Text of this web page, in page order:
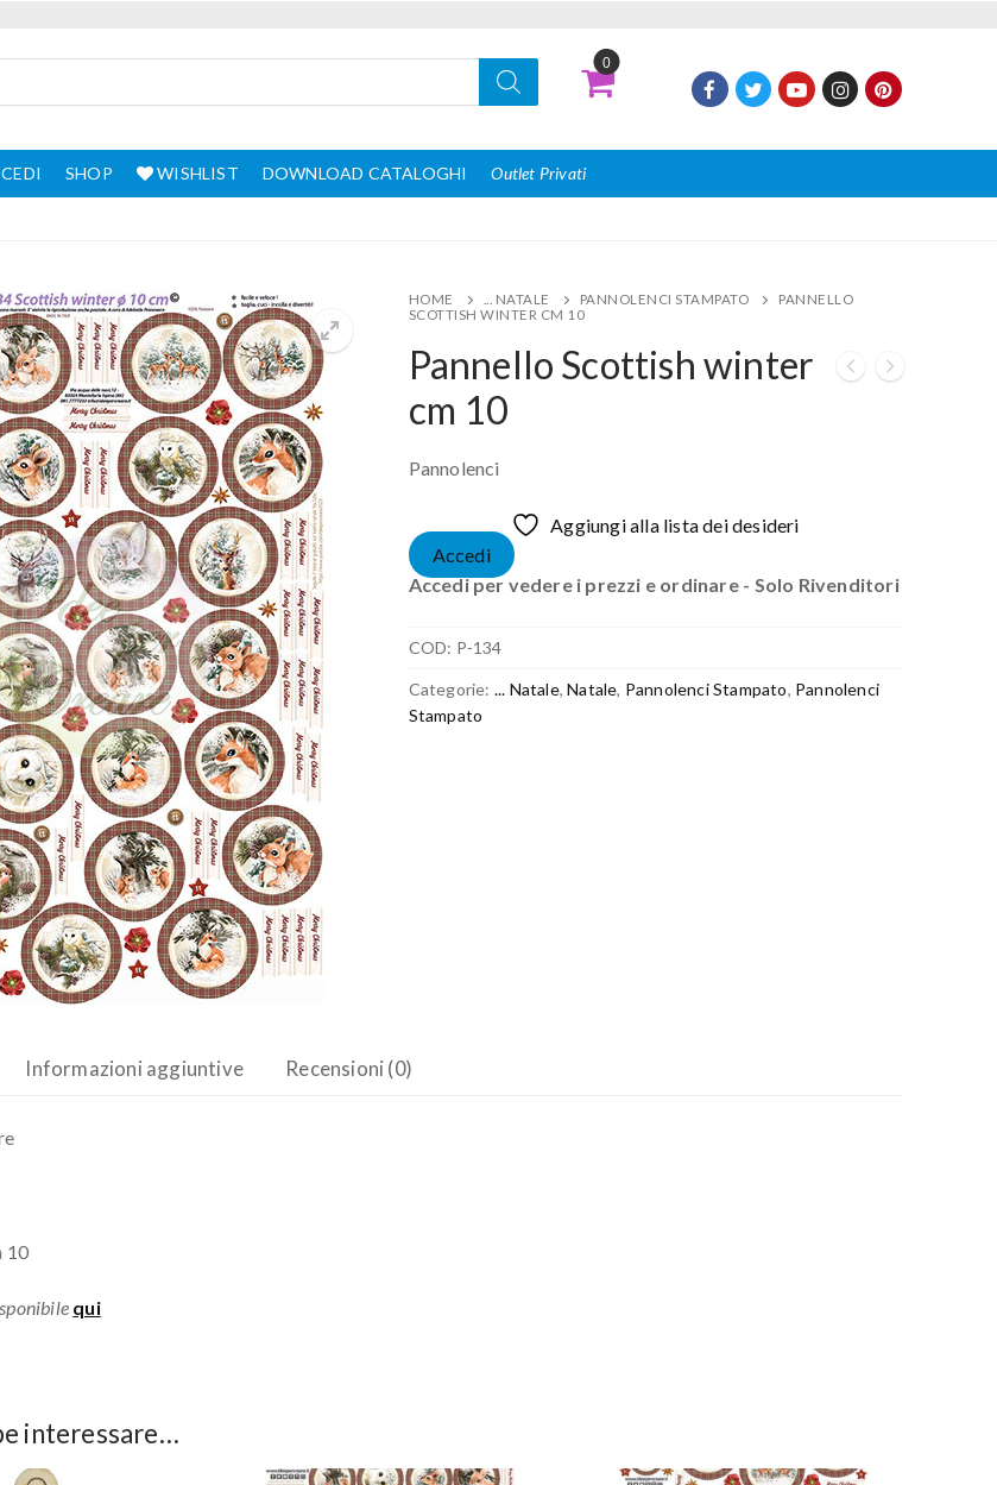
0
SHOP WISHLIST DOWNLOAD CATALOGHI Outlet Privati
HOME ... NATALE PANNOLENCI STAMPATO
PANNELLO
SCOTTISH WINTER CM 10
Pannello Scottish winter
cm 10
Pannolenci
Aggiungi alla lista dei desideri
Accedi
Accedi per vedere i prezzi e ordinare - Solo Rivenditori
COD: P-134
Categorie: ... Natale,Natale, Pannolenci Stampato, Pannolenci
Stampato
Informazioni aggiuntive Recensioni (0)
10
qui
interessare…